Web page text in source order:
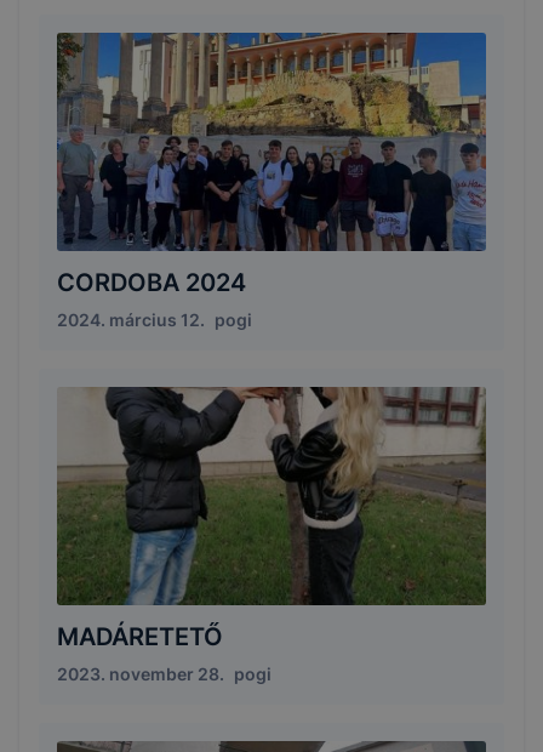
CORDOBA 2024
2024. március 12. pogi
MADÁRETETŐ
2023. november 28. pogi